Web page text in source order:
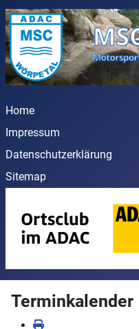
Home
Impressum
Datenschutzerklärung
Sitemap
Terminkalender